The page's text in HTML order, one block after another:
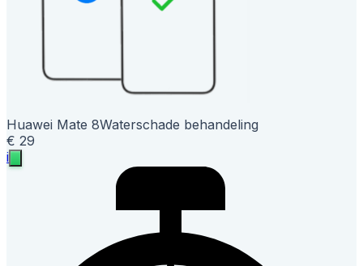
Huawei Mate 8Waterschade behandeling
€ 29
i